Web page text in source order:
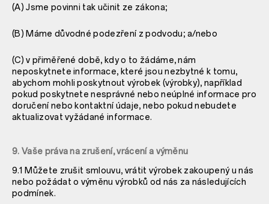
(A) Jsme povinni tak učinit ze zákona;
(B) Máme důvodné podezření z podvodu; a/nebo
(C) v přiměřené době, kdy o to žádáme, nám
neposkytnete informace, které jsou nezbytné k tomu,
abychom mohli poskytnout výrobek (výrobky), například
pokud poskytnete nesprávné nebo neúplné informace pro
doručení nebo kontaktní údaje, nebo pokud nebudete
aktualizovat vyžádané informace.
9. Vaše práva na zrušení, vrácení a výměnu
9.1 Můžete zrušit smlouvu, vrátit výrobek zakoupený u nás
nebo požádat o výměnu výrobků od nás za následujících
podmínek.